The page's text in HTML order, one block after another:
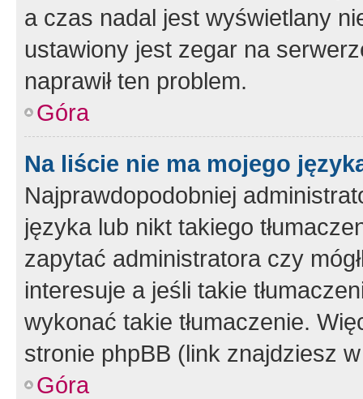
a czas nadal jest wyświetlany
ustawiony jest zegar na
naprawił ten problem.
Góra
Na liście nie ma mojego
Najprawdopodobniej
języka lub nikt takiego
zapytać administratora czy
interesuje a jeśli takie
wykonać takie tłumaczenie.
stronie phpBB (link znajdziesz
Góra